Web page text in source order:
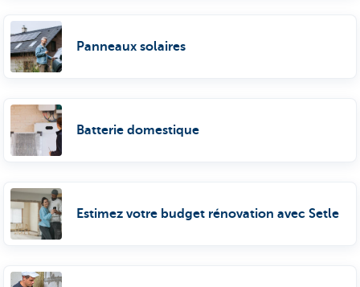
Panneaux solaires
Batterie domestique
Estimez votre budget rénovation avec Setle